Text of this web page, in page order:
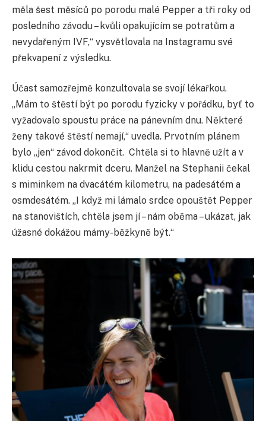
měla šest měsíců po porodu malé Pepper a tři roky od
posledního závodu – kvůli opakujícím se potratům a
nevydařeným IVF,“ vysvětlovala na Instagramu své
překvapení z výsledku.
Účast samozřejmě konzultovala se svojí lékařkou.
„Mám to štěstí být po porodu fyzicky v pořádku, byť to
vyžadovalo spoustu práce na pánevním dnu. Některé
ženy takové štěstí nemají,“ uvedla. Prvotním plánem
bylo „jen“ závod dokončit. Chtěla si to hlavně užít a v
klidu cestou nakrmit dceru. Manžel na Stephanii čekal
s miminkem na dvacátém kilometru, na padesátém a
osmdesátém. „I když mi lámalo srdce opouštět Pepper
na stanovištích, chtěla jsem jí – nám oběma – ukázat, jak
úžasné dokážou mámy-běžkyně být.“